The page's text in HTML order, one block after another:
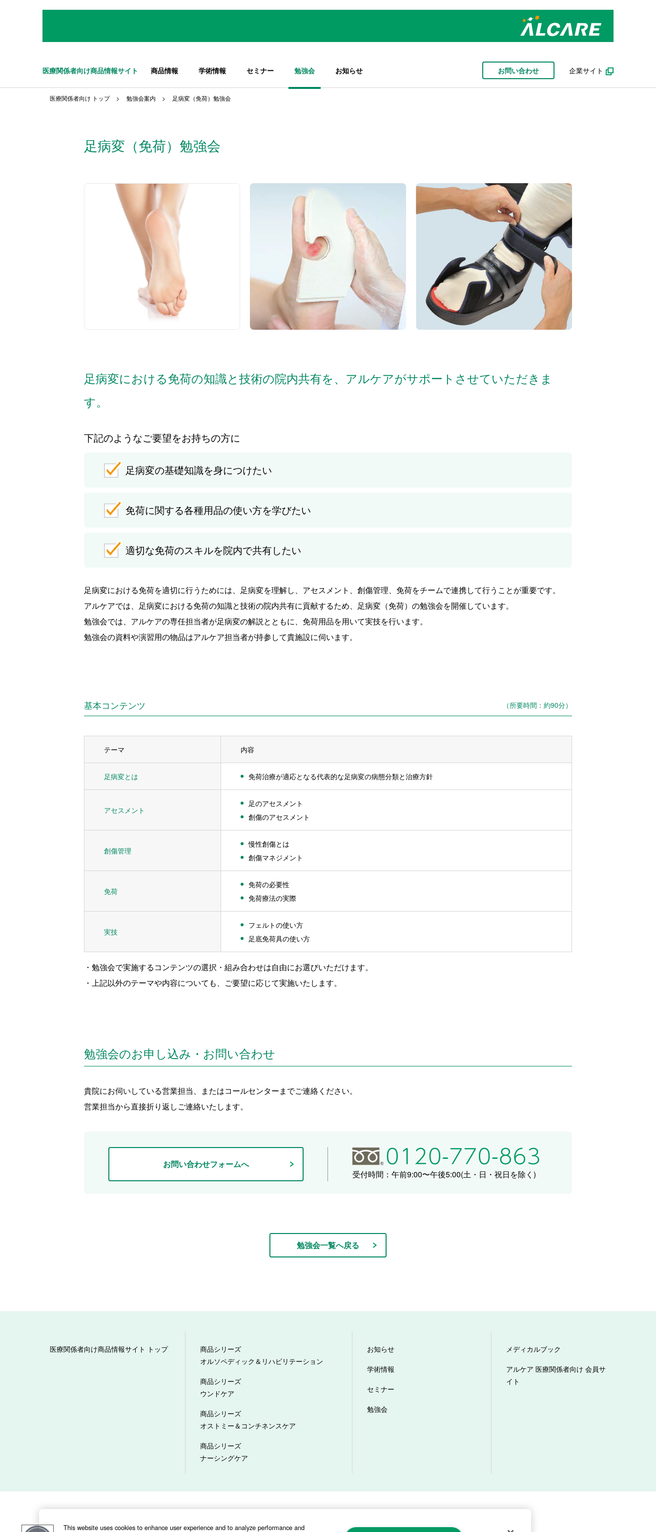
医療関係者向け商品情報サイト 商品情報 学術情報 セミナー 勉強会 お知らせ お問い合わせ 企業サイト
医療関係者向け トップ 勉強会案内 足病変（免荷）勉強会
足病変（免荷）勉強会
足病変における免荷の知識と技術の院内共有を、アルケアがサポートさせていただきま
す。
下記のようなご要望をお持ちの方に
足病変の基礎知識を身につけたい
免荷に関する各種用品の使い方を学びたい
適切な免荷のスキルを院内で共有したい
足病変における免荷を適切に行うためには、足病変を理解し、アセスメント、創傷管理、免荷をチームで連携して行うことが重要です。
アルケアでは、足病変における免荷の知識と技術の院内共有に貢献するため、足病変（免荷）の勉強会を開催しています。
勉強会では、アルケアの専任担当者が足病変の解説とともに、免荷用品を用いて実技を行います。
勉強会の資料や演習用の物品はアルケア担当者が持参して貴施設に伺います。
基本コンテンツ （所要時間：約90分）
テーマ 内容
足病変とは 免荷治療が適応となる代表的な足病変の病態分類と治療方針
アセスメント
足のアセスメント
創傷のアセスメント
創傷管理
慢性創傷とは
創傷マネジメント
免荷
免荷の必要性
免荷療法の実際
実技
フェルトの使い方
足底免荷具の使い方
・勉強会で実施するコンテンツの選択・組み合わせは自由にお選びいただけます。
・上記以外のテーマや内容についても、ご要望に応じて実施いたします。
勉強会のお申し込み・お問い合わせ
貴院にお伺いしている営業担当、またはコールセンターまでご連絡ください。
営業担当から直接折り返しご連絡いたします。
お問い合わせフォームへ
受付時間：午前9:00〜午後5:00(土・日・祝日を除く)
勉強会一覧へ戻る
医療関係者向け商品情報サイト トップ
商品シリーズ
オルソペディック＆リハビリテーション
商品シリーズ
ウンドケア
商品シリーズ
オストミー＆コンチネンスケア
商品シリーズ
ナーシングケア
お知らせ
学術情報
セミナー
勉強会
メディカルブック
アルケア 医療関係者向け 会員サ
イト
This website uses cookies to enhance user experience and to analyze performance and